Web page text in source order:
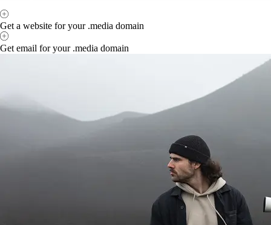
Get a website for your .media domain
Get email for your .media domain